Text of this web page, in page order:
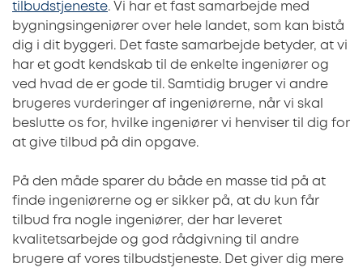
tilbudstjeneste. Vi har et fast samarbejde med
bygningsingeniører over hele landet, som kan bistå
dig i dit byggeri. Det faste samarbejde betyder, at vi
har et godt kendskab til de enkelte ingeniører og
ved hvad de er gode til. Samtidig bruger vi andre
brugeres vurderinger af ingeniørerne, når vi skal
beslutte os for, hvilke ingeniører vi henviser til dig for
at give tilbud på din opgave.
På den måde sparer du både en masse tid på at
finde ingeniørerne og er sikker på, at du kun får
tilbud fra nogle ingeniører, der har leveret
kvalitetsarbejde og god rådgivning til andre
brugere af vores tilbudstjeneste. Det giver dig mere